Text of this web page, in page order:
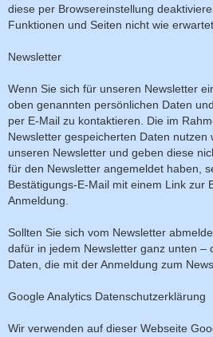
diese per Browsereinstellung
Funktionen und Seiten nicht wie
Newsletter
Wenn Sie sich für unseren Newsletter
oben genannten persönlichen Daten
per E-Mail zu kontaktieren. Die im
Newsletter gespeicherten Daten nutzen
unseren Newsletter und geben diese
für den Newsletter angemeldet haben,
Bestätigungs-E-Mail mit einem Link zur
Anmeldung.
Sollten Sie sich vom Newsletter
dafür in jedem Newsletter ganz unten –
Daten, die mit der Anmeldung zum
Google Analytics Datenschutzerklärung
Wir verwenden auf dieser Webseite